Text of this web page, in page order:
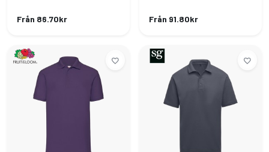
Från 86.70kr Från 91.80kr